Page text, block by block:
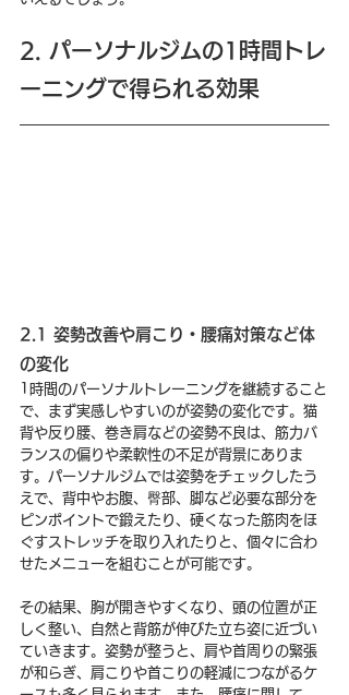
2. パーソナルジムの1時間トレ
ーニングで得られる効果
2.1 姿勢改善や肩こり・腰痛対策など体
の変化
1時間のパーソナルトレーニングを継続すること
で、まず実感しやすいのが姿勢の変化です。猫
背や反り腰、巻き肩などの姿勢不良は、筋力バ
ランスの偏りや柔軟性の不足が背景にありま
す。パーソナルジムでは姿勢をチェックしたう
えで、背中やお腹、臀部、脚など必要な部分を
ピンポイントで鍛えたり、硬くなった筋肉をほ
ぐすストレッチを取り入れたりと、個々に合わ
せたメニューを組むことが可能です。
その結果、胸が開きやすくなり、頭の位置が正
しく整い、自然と背筋が伸びた立ち姿に近づい
ていきます。姿勢が整うと、肩や首周りの緊張
が和らぎ、肩こりや首こりの軽減につながるケ